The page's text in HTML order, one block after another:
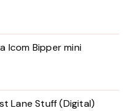
Icom Bipper mini
Lane Stuff (Digital)